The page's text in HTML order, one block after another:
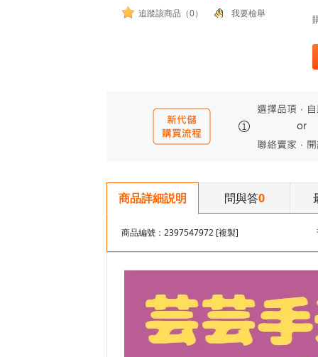
追蹤該商品（0）
我要檢舉
商品詳細説明 問與答0
商品編號：2397547972 [複製]